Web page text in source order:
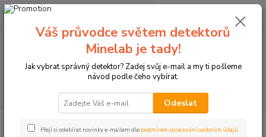
+420774877333
0 Kč
Váš průvodce světem detektorů
Minelab je tady!
Jak vybrat správný detektor? Zadej svůj e-mail a my ti pošleme
návod podle čeho vybírat.
Odeslat
Přeji si odebírat novinky e-mailem dle podmínek zpracování osobních údajů.